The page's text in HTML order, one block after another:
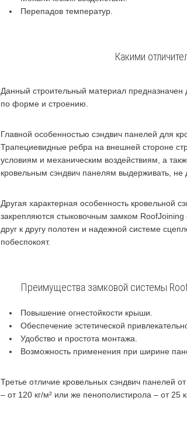
Перепадов температур.
Какими
Данный строительный материал
по форме и строению.
Главной особенностью сэндвич панелей для
Трапециевидные ребра на внешней стороне
условиям и механическим воздействиям, а
кровельным сэндвич панелям выдерживать, не
Другая характерная особенность кровельной
закрепляются стыковочным замком
друг к другу полотен и надежной системе
побеспокоят.
Преимущества замковой системы
Повышение огнестойкости крыши.
Обеспечение эстетической
Удобство и простота монтажа.
Возможность применения при ширине
Третье отличие кровельных сэндвич панелей
– от 120 кг/м² или же пенополистирола – от 25